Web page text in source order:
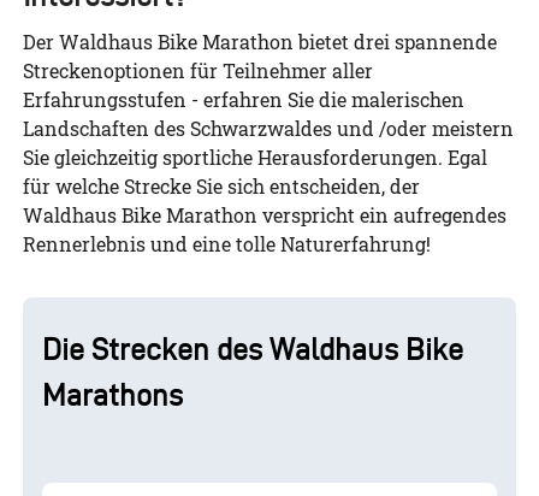
Der Waldhaus Bike Marathon bietet drei spannende
Streckenoptionen für Teilnehmer aller
Erfahrungsstufen - erfahren Sie die malerischen
Landschaften des Schwarzwaldes und /oder meistern
Sie gleichzeitig sportliche Herausforderungen. Egal
für welche Strecke Sie sich entscheiden, der
Waldhaus Bike Marathon verspricht ein aufregendes
Rennerlebnis und eine tolle Naturerfahrung!
Die Strecken des Waldhaus Bike
Marathons